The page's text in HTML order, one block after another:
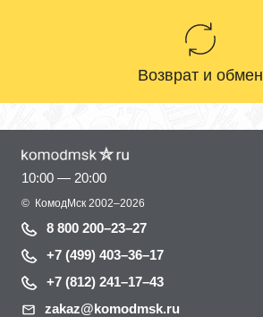
Возврат и обмен
10:00 — 20:00
© КомодМск 2002–2026
8 800 200–23–27
+7 (499) 403–36–17
+7 (812) 241–17–43
zakaz@komodmsk.ru